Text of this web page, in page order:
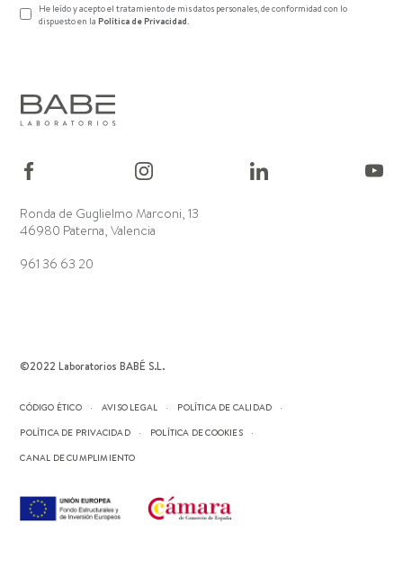
He leído y acepto el tratamiento de mis datos personales, de conformidad con lo
dispuesto en laPolítica de Privacidad
Ronda de Guglielmo Marconi, 13
46980 Paterna, Valencia
961 36 63 20
©2022 Laboratorios BABÉ S.L.
CÓDIGO ÉTICO AVISO LEGAL
POLÍTICA DE CALIDAD
POLÍTICA DE PRIVACIDAD
POLÍTICA DE COOKIES
CANAL DE CUMPLIMIENTO